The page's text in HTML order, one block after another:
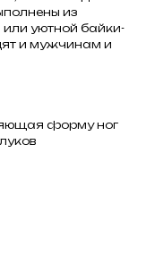
из
или уютной байки-
и мужчинам и
форму ног